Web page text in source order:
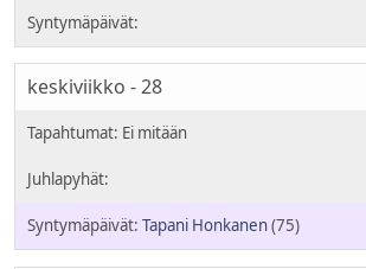
keskiviikko - 28
Tapani Honkanen(75)